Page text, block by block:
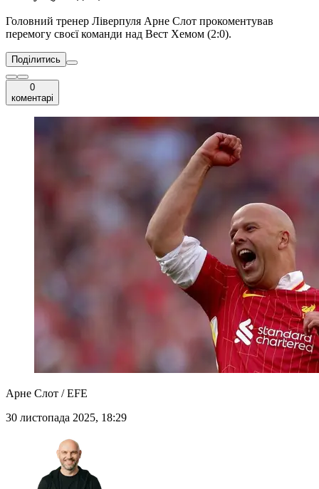
Головний тренер Ліверпуля Арне Слот прокоментував
перемогу своєї команди над Вест Хемом (2:0).
Поділитись
0
коментарі
Арне Слот / EFE
30 листопада 2025, 18:29